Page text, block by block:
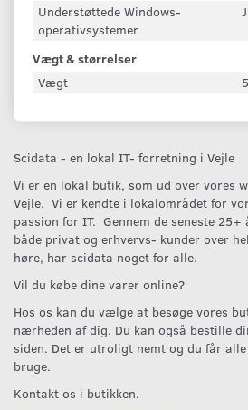
Understøttede Windows-
operativsystemer
Vægt & størrelser
Vægt
Scidata - en lokal IT- forretning i Vejle
Vi er en lokal butik, som ud over vores
Vejle. Vi er kendte i lokalområdet for
passion for IT. Gennem de seneste
både privat og erhvervs- kunder over
høre, har scidata noget for alle.
Vil du købe dine varer online?
Hos os kan du vælge at besøge vores
nærheden af dig. Du kan også bestille
siden. Det er utroligt nemt og du får
bruge.
Kontakt os i butikken.